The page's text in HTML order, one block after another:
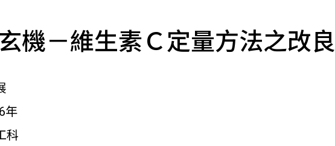
機－維生素Ｃ定量方法之改良
年
科